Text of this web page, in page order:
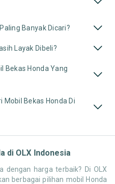
Banyak Dicari?
Layak Dibeli?
Bekas Honda Yang
Mobil Bekas Honda Di
di OLX Indonesia
dengan harga terbaik? Di OLX
berbagai pilihan mobil Honda